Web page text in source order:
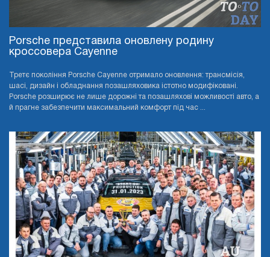
Porsche представила оновлену родину
кроссовера Cayenne
Третє покоління Porsche Cayenne отримало оновлення: трансмісія,
шасі, дизайн і обладнання позашляховика істотно модифіковані.
Porsche розширює не лише дорожні та позашляхові можливості авто, а
й прагне забезпечити максимальний комфорт під час ...